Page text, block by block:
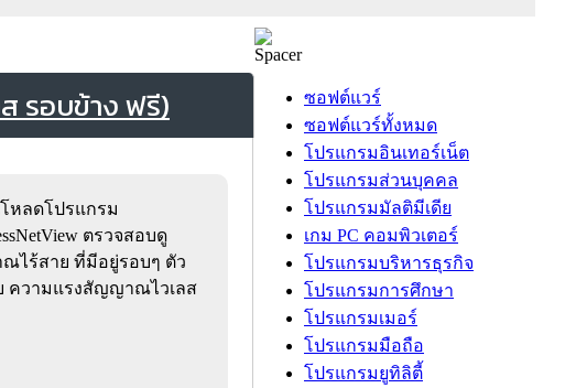
รอบข้าง ฟรี)
หลดโปรแกรม
ตรวจสอบดู
ไร้สาย ที่มีอยู่รอบๆ ตัว
ความแรงสัญญาณไวเลส
ซอฟต์แวร์
ซอฟต์แวร์ทั้งหมด
โปรแกรมอินเทอร์เน็ต
โปรแกรมส่วนบุคคล
โปรแกรมมัลติมีเดีย
เกม PC คอมพิวเตอร์
โปรแกรมบริหารธุรกิจ
โปรแกรมการศึกษา
โปรแกรมเมอร์
โปรแกรมมือถือ
โปรแกรมยูทิลิตี้